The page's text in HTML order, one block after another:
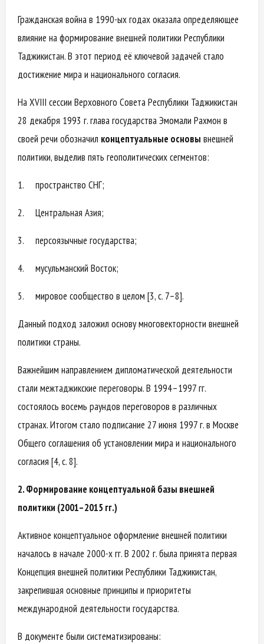
Гражданская война в 1990-ых годах оказала определяющее
влияние на формирование внешней политики Республики
Таджикистан. В этот период её ключевой задачей стало
достижение мира и национального согласия.
На XVIII сессии Верховного Совета Республики Таджикистан
28 декабря 1993 г. глава государства Эмомали Рахмон в
своей речи обозначил концептуальные основы внешней
политики, выделив пять геополитических сегментов:
1. пространство СНГ;
2. Центральная Азия;
3. персоязычные государства;
4. мусульманский Восток;
5. мировое сообщество в целом [3, с. 7–8].
Данный подход заложил основу многовекторности внешней
политики страны.
Важнейшим направлением дипломатической деятельности
стали межтаджикские переговоры. В 1994–1997 гг.
состоялось восемь раундов переговоров в различных
странах. Итогом стало подписание 27 июня 1997 г. в Москве
Общего соглашения об установлении мира и национального
согласия [4, с. 8].
2. Формирование концептуальной базы внешней
политики (2001–2015 гг.)
Активное концептуальное оформление внешней политики
началось в начале 2000-х гг. В 2002 г. была принята первая
Концепция внешней политики Республики Таджикистан,
закрепившая основные принципы и приоритеты
международной деятельности государства.
В документе были систематизированы: